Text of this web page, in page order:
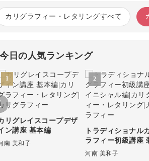
プラスするのもおすすめです。一気に洗練され
代だからこそ、その魅力は益々増しています。
カリグラフィー・レタリングすべて
今日の人気ランキング
1
リグレイスコープデザ
ン講座 基本編
南 美和子
2
トラディショナル
ラフィー初級講座
ニシャル編
河南 美和子